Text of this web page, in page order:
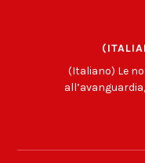
(Italiano) Le